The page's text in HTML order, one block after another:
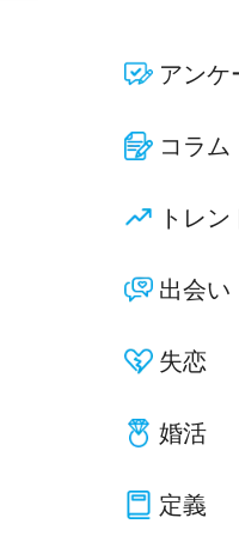
アンケ
コラム
トレン
出会い
失恋
婚活
定義